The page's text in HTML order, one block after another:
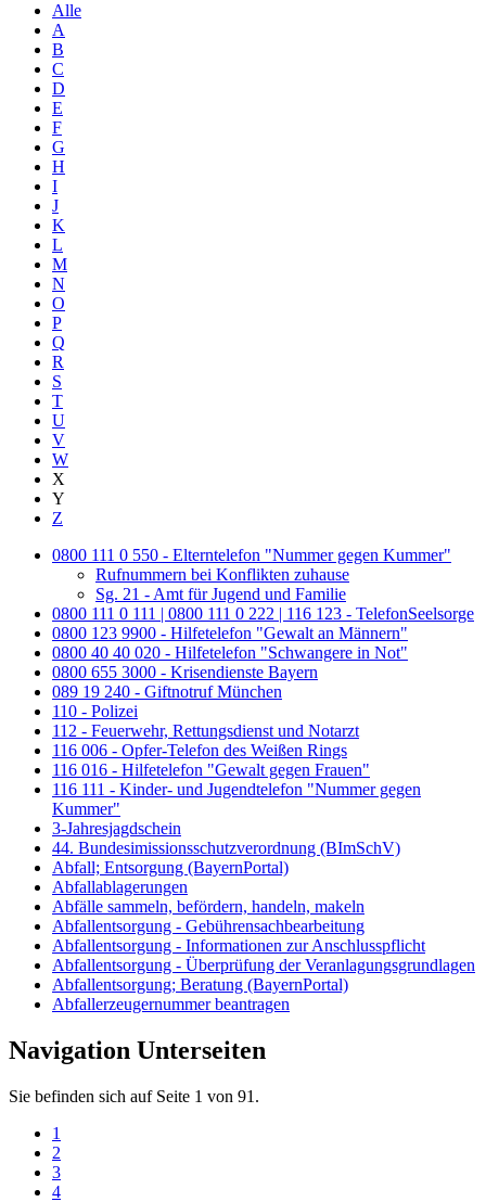
Alle
A
B
C
D
E
F
G
H
I
J
K
L
M
N
O
P
Q
R
S
T
U
V
W
X
Y
Z
0800 111 0 550 - Elterntelefon "Nummer gegen Kummer"
Rufnummern bei Konflikten zuhause
Sg. 21 - Amt für Jugend und Familie
0800 111 0 111 | 0800 111 0 222 | 116 123 - TelefonSeelsorge
0800 123 9900 - Hilfetelefon "Gewalt an Männern"
0800 40 40 020 - Hilfetelefon "Schwangere in Not"
0800 655 3000 - Krisendienste Bayern
089 19 240 - Giftnotruf München
110 - Polizei
112 - Feuerwehr, Rettungsdienst und Notarzt
116 006 - Opfer-Telefon des Weißen Rings
116 016 - Hilfetelefon "Gewalt gegen Frauen"
116 111 - Kinder- und Jugendtelefon "Nummer gegen
Kummer"
3-Jahresjagdschein
44. Bundesimissionsschutzverordnung (BImSchV)
Abfall; Entsorgung (BayernPortal)
Abfallablagerungen
Abfälle sammeln, befördern, handeln, makeln
Abfallentsorgung - Gebührensachbearbeitung
Abfallentsorgung - Informationen zur Anschlusspflicht
Abfallentsorgung - Überprüfung der Veranlagungsgrundlagen
Abfallentsorgung; Beratung (BayernPortal)
Abfallerzeugernummer beantragen
Navigation Unterseiten
Sie befinden sich auf Seite 1 von 91.
1
2
3
4